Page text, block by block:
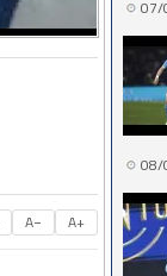
A− A+
07/
08/